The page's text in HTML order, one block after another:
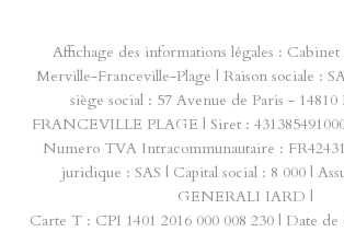
Affichage des informations légales :
Merville-Franceville-Plage | Raison sociale :
siège social : 57 Avenue de Paris -
FRANCEVILLE PLAGE | Siret :
Numero TVA Intracommunautaire :
juridique : SAS | Capital social : 8 000 |
GENERALI IARD |
Carte T : CPI 1401 2016 000 008 230 | Date